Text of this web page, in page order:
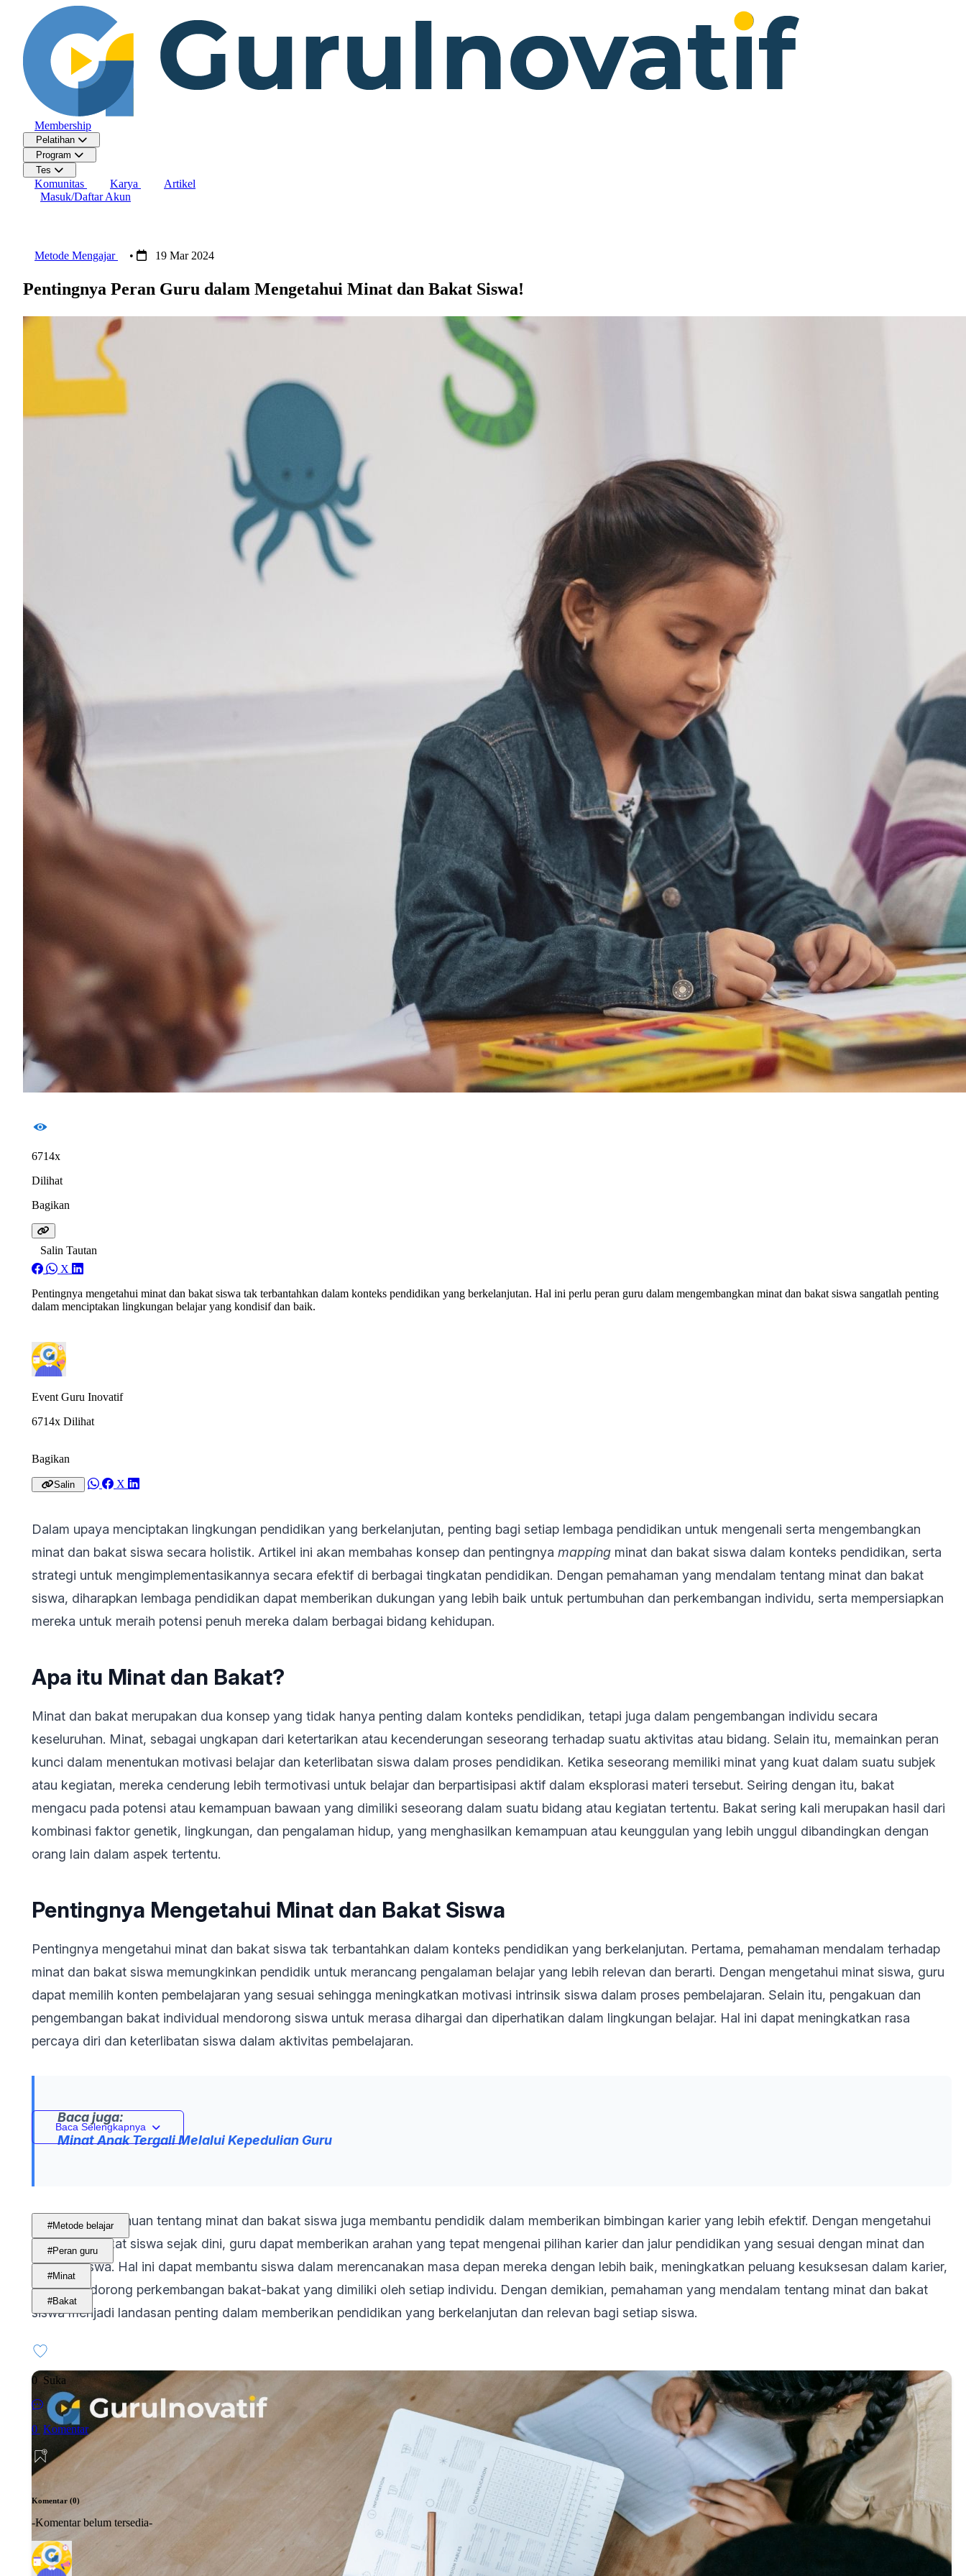
Membership
Pelatihan
Program
Tes
Komunitas Karya
Artikel
Masuk/Daftar Akun
Metode Mengajar • 19 Mar 2024
Pentingnya Peran Guru dalam Mengetahui Minat dan Bakat Siswa!
6714x
Dilihat
Bagikan
Salin Tautan
X
Pentingnya mengetahui minat dan bakat siswa tak terbantahkan dalam konteks pendidikan yang berkelanjutan. Hal ini perlu peran guru dalam mengembangkan minat dan bakat siswa sangatlah penting
dalam menciptakan lingkungan belajar yang kondisif dan baik.
Event Guru Inovatif
6714x Dilihat
Bagikan
Salin X
Dalam upaya menciptakan lingkungan pendidikan yang berkelanjutan, penting bagi setiap lembaga pendidikan untuk mengenali serta mengembangkan
minat dan bakat siswa secara holistik. Artikel ini akan membahas konsep dan pentingnya mapping minat dan bakat siswa dalam konteks pendidikan, serta
strategi untuk mengimplementasikannya secara efektif di berbagai tingkatan pendidikan. Dengan pemahaman yang mendalam tentang minat dan bakat
siswa, diharapkan lembaga pendidikan dapat memberikan dukungan yang lebih baik untuk pertumbuhan dan perkembangan individu, serta mempersiapkan
mereka untuk meraih potensi penuh mereka dalam berbagai bidang kehidupan.
Apa itu Minat dan Bakat?
Minat dan bakat merupakan dua konsep yang tidak hanya penting dalam konteks pendidikan, tetapi juga dalam pengembangan individu secara
keseluruhan. Minat, sebagai ungkapan dari ketertarikan atau kecenderungan seseorang terhadap suatu aktivitas atau bidang. Selain itu, memainkan peran
kunci dalam menentukan motivasi belajar dan keterlibatan siswa dalam proses pendidikan. Ketika seseorang memiliki minat yang kuat dalam suatu subjek
atau kegiatan, mereka cenderung lebih termotivasi untuk belajar dan berpartisipasi aktif dalam eksplorasi materi tersebut. Seiring dengan itu, bakat
mengacu pada potensi atau kemampuan bawaan yang dimiliki seseorang dalam suatu bidang atau kegiatan tertentu. Bakat sering kali merupakan hasil dari
kombinasi faktor genetik, lingkungan, dan pengalaman hidup, yang menghasilkan kemampuan atau keunggulan yang lebih unggul dibandingkan dengan
orang lain dalam aspek tertentu.
Pentingnya Mengetahui Minat dan Bakat Siswa
Pentingnya mengetahui minat dan bakat siswa tak terbantahkan dalam konteks pendidikan yang berkelanjutan. Pertama, pemahaman mendalam terhadap
minat dan bakat siswa memungkinkan pendidik untuk merancang pengalaman belajar yang lebih relevan dan berarti. Dengan mengetahui minat siswa, guru
dapat memilih konten pembelajaran yang sesuai sehingga meningkatkan motivasi intrinsik siswa dalam proses pembelajaran. Selain itu, pengakuan dan
pengembangan bakat individual mendorong siswa untuk merasa dihargai dan diperhatikan dalam lingkungan belajar. Hal ini dapat meningkatkan rasa
percaya diri dan keterlibatan siswa dalam aktivitas pembelajaran.
Baca juga:
Minat Anak Tergali Melalui Kepedulian Guru
Kedua, pengetahuan tentang minat dan bakat siswa juga membantu pendidik dalam memberikan bimbingan karier yang lebih efektif. Dengan mengetahui
minat dan bakat siswa sejak dini, guru dapat memberikan arahan yang tepat mengenai pilihan karier dan jalur pendidikan yang sesuai dengan minat dan
potensi siswa. Hal ini dapat membantu siswa dalam merencanakan masa depan mereka dengan lebih baik, meningkatkan peluang kesuksesan dalam karier,
serta mendorong perkembangan bakat-bakat yang dimiliki oleh setiap individu. Dengan demikian, pemahaman yang mendalam tentang minat dan bakat
siswa menjadi landasan penting dalam memberikan pendidikan yang berkelanjutan dan relevan bagi setiap siswa.
Baca Selengkapnya
#Metode belajar
#Peran guru
#Minat
#Bakat
0 Suka
0 Komentar
Komentar (0)
-Komentar belum tersedia-